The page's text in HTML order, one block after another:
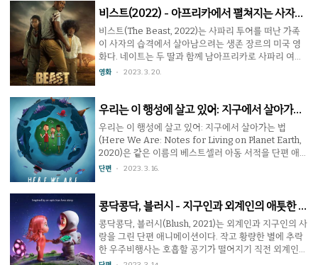
그러나 이 또한 과거의 행실이 문제가 되어 조건이 걸린
다. 주간 근무(day shift)만 할 수 있고, 감시할 직원 세스
가 따라 붙어야 한다는 것. 돈을 주기로 한 기한은 다가오
고 살벌한 현장 상황을 모르는 세스의 규칙 강요에 답답
한 버드지만 커다란 위험이 다가오는 것은 모르고 있었
다. 뱀파이어 헌터 이야기를 담은 작품은 꽤 많다. 블레이
비스트(2022) - 아프리카에서 펼쳐지는 사자의
복수극
비스트(The Beast, 2022)는 사파리 투어를 떠난 가족
이 사자의 습격에서 살아남으려는 생존 장르의 미국 영
화다. 네이트는 두 딸과 함께 남아프리카로 사파리 여행
을 떠난다. 그가 아내와 헤어지고 난 뒤 암으로 죽었기 때
그러나 딸들은 이제 한참 사춘기에 진입한 상태. 아빠와
는 계속 삐걱거린다. 그래도 사파리 투어는 즐겁게 이어
졌지만 도중에 만난 마을에 큰 이변이 있었다. 바로 식인
사자의 습격이 있어 대부분의 사람이 희생되었던 것. 가
이드 역할을 하던 네이트의 친구는 사자와 대치 중 큰 부
상을 입고 자동차는 고장난다. 무차별적으로 사람을 습
영화 2023. 3. 20.
우리는 이 행성에 살고 있어: 지구에서 살아가는
법 - 아이들과 함께 보세요.
우리는 이 행성에 살고 있어: 지구에서 살아가는 법
(Here We Are: Notes for Living on Planet Earth,
2020)은 같은 이름의 베스트셀러 아동 서적을 단편 애니
메이션으로 만든 작품이다. 현대 사회에서 아이들이 배
해진다. 하지만 이 작품은 지구라는 별에서 살아가는 개
인으로서 자신을 둘러싼 세상에 대한 이야기를 잔잔하면
서도 무게있게 전달하는데 성공한다. 교육적 내용임에도
불구하고 다양한 방식으로 연출을 바꿔주면서 지루하지
않고 아이들과 함께 감상하고 이야기도 많이 나누면 좋
단편 2023. 3. 16.
콩닥콩닥, 블러시 - 지구인과 외계인의 애틋한 사
랑
콩닥콩닥, 블러시(Blush, 2021)는 외계인과 지구인의 사
랑을 그린 단편 애니메이션이다. 작고 황량한 별에 추락
한 우주비행사는 호흡할 공기가 떨어지기 직전 외계인이
뿜어주는 공기를 마시면서 함께 살아가게 된다. 둘은 곧